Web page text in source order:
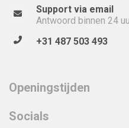
Support via email
Antwoord binnen 24
+31 487 503 493
Openingstijden
Socials